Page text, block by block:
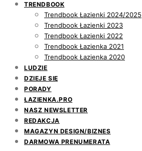
TRENDBOOK
Trendbook Łazienki 2024/2025
Trendbook Łazienki 2023
Trendbook Łazienki 2022
Trendbook Łazienka 2021
Trendbook Łazienka 2020
LUDZIE
DZIEJE SIĘ
PORADY
ŁAZIENKA.PRO
NASZ NEWSLETTER
REDAKCJA
MAGAZYN DESIGN/BIZNES
DARMOWA PRENUMERATA